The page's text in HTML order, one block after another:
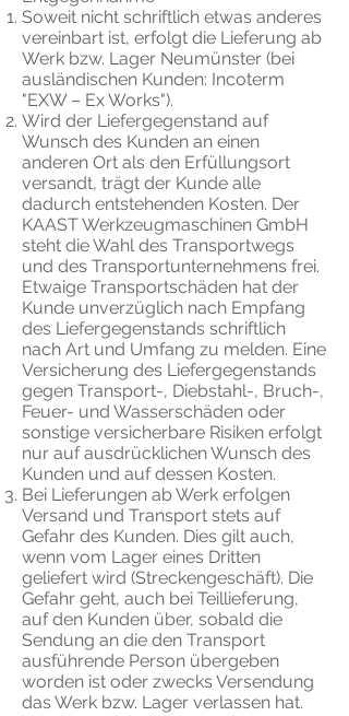
Soweit nicht schriftlich etwas anderes
vereinbart ist, erfolgt die Lieferung ab
Werk bzw. Lager Neumünster (bei
ausländischen Kunden: Incoterm
"EXW – Ex Works").
Wird der Liefergegenstand auf
Wunsch des Kunden an einen
anderen Ort als den Erfüllungsort
versandt, trägt der Kunde alle
dadurch entstehenden Kosten. Der
KAAST Werkzeugmaschinen GmbH
steht die Wahl des Transportwegs
und des Transportunternehmens frei.
Etwaige Transportschäden hat der
Kunde unverzüglich nach Empfang
des Liefergegenstands schriftlich
nach Art und Umfang zu melden. Eine
Versicherung des Liefergegenstands
gegen Transport-, Diebstahl-, Bruch-,
Feuer- und Wasserschäden oder
sonstige versicherbare Risiken erfolgt
nur auf ausdrücklichen Wunsch des
Kunden und auf dessen Kosten.
Bei Lieferungen ab Werk erfolgen
Versand und Transport stets auf
Gefahr des Kunden. Dies gilt auch,
wenn vom Lager eines Dritten
geliefert wird (Streckengeschäft). Die
Gefahr geht, auch bei Teillieferung,
auf den Kunden über, sobald die
Sendung an die den Transport
ausführende Person übergeben
worden ist oder zwecks Versendung
das Werk bzw. Lager verlassen hat.